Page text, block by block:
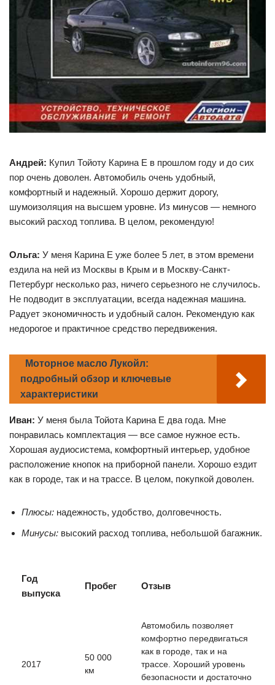
Андрей: Купил Тойоту Карина Е в прошлом году и до сих
пор очень доволен. Автомобиль очень удобный,
комфортный и надежный. Хорошо держит дорогу,
шумоизоляция на высшем уровне. Из минусов — немного
высокий расход топлива. В целом, рекомендую!
Ольга: У меня Карина Е уже более 5 лет, в этом времени
ездила на ней из Москвы в Крым и в Москву-Санкт-
Петербург несколько раз, ничего серьезного не случилось.
Не подводит в эксплуатации, всегда надежная машина.
Радует экономичность и удобный салон. Рекомендую как
недорогое и практичное средство передвижения.
Моторное масло Лукойл:
подробный обзор и ключевые
характеристики
Иван: У меня была Тойота Карина Е два года. Мне
понравилась комплектация — все самое нужное есть.
Хорошая аудиосистема, комфортный интерьер, удобное
расположение кнопок на приборной панели. Хорошо ездит
как в городе, так и на трассе. В целом, покупкой доволен.
Плюсы: надежность, удобство, долговечность.
Минусы: высокий расход топлива, небольшой багажник.
Год
выпуска
Пробег Отзыв
2017
50 000
км
Автомобиль позволяет
комфортно передвигаться
как в городе, так и на
трассе. Хороший уровень
безопасности и достаточно